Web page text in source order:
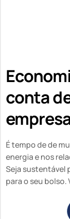
conta
É tempo de de
energia e nos
Seja sustentável
para o seu bolso.